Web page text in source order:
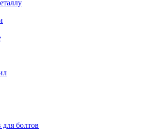
болтов